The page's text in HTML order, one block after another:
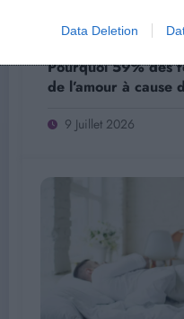
Data Deletion
Pourquoi 59% des
de l’amour à cause
9 Juillet 2026